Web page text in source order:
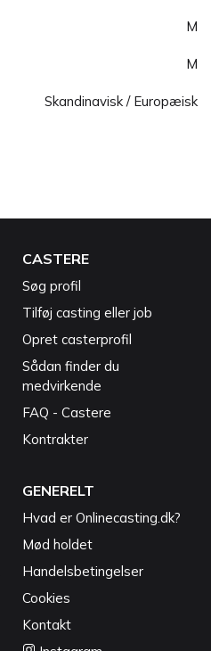
M
M
Skandinavisk / Europæisk
CASTERE
Søg profil
Tilføj casting eller job
Opret casterprofil
Sådan finder du
medvirkende
FAQ - Castere
Kontrakter
GENERELT
Hvad er Onlinecasting.dk?
Mød holdet
Handelsbetingelser
Cookies
Kontakt